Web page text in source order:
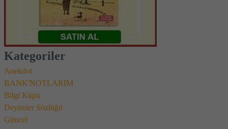
Kategoriler
Anekdot
BANK'NOTLARIM
Bilgi Küpü
Deyimler Sözlüğü
Güncel